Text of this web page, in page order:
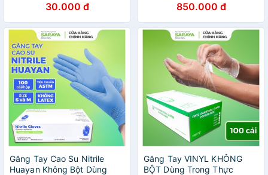
Sponge & Scrubbing Brush
Cleaning Set)
30.000 đ 850.000 đ
Găng Tay Cao Su Nitrile
Huayan Không Bột Dùng
Găng Tay VINYL KHÔNG
BỘT Dùng Trong Thực